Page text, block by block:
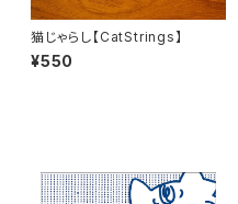
猫じゃらし【CatStrings】
¥550